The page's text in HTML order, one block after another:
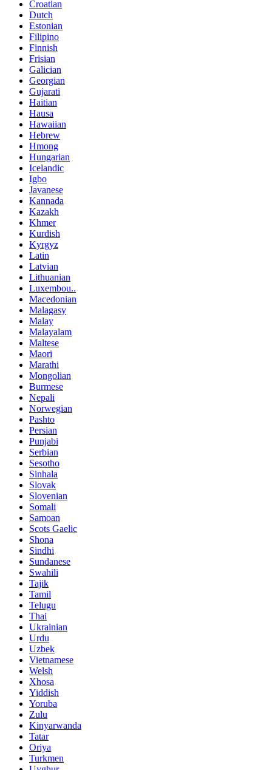
Croatian
Dutch
Estonian
Filipino
Finnish
Frisian
Galician
Georgian
Gujarati
Haitian
Hausa
Hawaiian
Hebrew
Hmong
Hungarian
Icelandic
Igbo
Javanese
Kannada
Kazakh
Khmer
Kurdish
Kyrgyz
Latin
Latvian
Lithuanian
Luxembou..
Macedonian
Malagasy
Malay
Malayalam
Maltese
Maori
Marathi
Mongolian
Burmese
Nepali
Norwegian
Pashto
Persian
Punjabi
Serbian
Sesotho
Sinhala
Slovak
Slovenian
Somali
Samoan
Scots Gaelic
Shona
Sindhi
Sundanese
Swahili
Tajik
Tamil
Telugu
Thai
Ukrainian
Urdu
Uzbek
Vietnamese
Welsh
Xhosa
Yiddish
Yoruba
Zulu
Kinyarwanda
Tatar
Oriya
Turkmen